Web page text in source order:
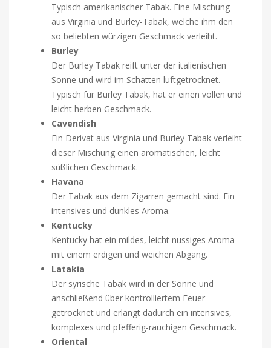
Typisch amerikanischer Tabak. Eine Mischung
aus Virginia und Burley-Tabak, welche ihm den
so beliebten würzigen Geschmack verleiht.
Burley
Der Burley Tabak reift unter der italienischen
Sonne und wird im Schatten luftgetrocknet.
Typisch für Burley Tabak, hat er einen vollen und
leicht herben Geschmack.
Cavendish
Ein Derivat aus Virginia und Burley Tabak verleiht
dieser Mischung einen aromatischen, leicht
süßlichen Geschmack.
Havana
Der Tabak aus dem Zigarren gemacht sind. Ein
intensives und dunkles Aroma.
Kentucky
Kentucky hat ein mildes, leicht nussiges Aroma
mit einem erdigen und weichen Abgang.
Latakia
Der syrische Tabak wird in der Sonne und
anschließend über kontrolliertem Feuer
getrocknet und erlangt dadurch ein intensives,
komplexes und pfefferig-rauchigen Geschmack.
Oriental